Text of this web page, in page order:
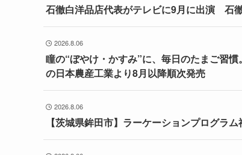
石徹白洋品店代表がテレビに9月に出演 石
2026.8.06
瞳の“ぼやけ・かすみ”に、毎日のたまご習
の日本農産工業より8月以降順次発売
2026.8.06
【茨城県鉾田市】ラーケーションプログラ